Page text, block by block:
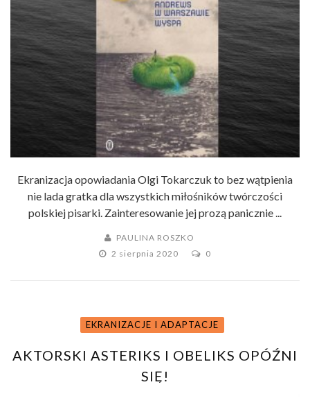
Ekranizacja opowiadania Olgi Tokarczuk to bez wątpienia
nie lada gratka dla wszystkich miłośników twórczości
polskiej pisarki. Zainteresowanie jej prozą panicznie ...
PAULINA ROSZKO
2 sierpnia 2020
0
EKRANIZACJE I ADAPTACJE
AKTORSKI ASTERIKS I OBELIKS OPÓŹNI
SIĘ!